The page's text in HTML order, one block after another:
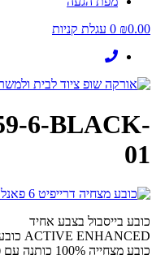
₪0.00
0 עגלת קניות
6-BLACK-
01
כובע בייסבול בצבע אחיד
ACTIVE ENHANCED כובע מצחייה
כובע מצחייה 100% כותנה עם פס פנימי לספיגת לחות.